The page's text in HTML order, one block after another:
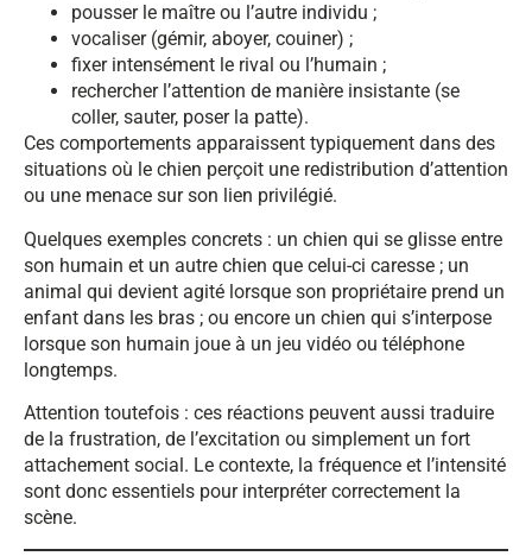
pousser le maître ou l’autre individu ;
vocaliser (gémir, aboyer, couiner) ;
fixer intensément le rival ou l’humain ;
rechercher l’attention de manière insistante (se
coller, sauter, poser la patte).
Ces comportements apparaissent typiquement dans des
situations où le chien perçoit une redistribution d’attention
ou une menace sur son lien privilégié.
Quelques exemples concrets : un chien qui se glisse entre
son humain et un autre chien que celui-ci caresse ; un
animal qui devient agité lorsque son propriétaire prend un
enfant dans les bras ; ou encore un chien qui s’interpose
lorsque son humain joue à un jeu vidéo ou téléphone
longtemps.
Attention toutefois : ces réactions peuvent aussi traduire
de la frustration, de l’excitation ou simplement un fort
attachement social. Le contexte, la fréquence et l’intensité
sont donc essentiels pour interpréter correctement la
scène.